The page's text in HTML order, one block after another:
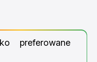
preferowane